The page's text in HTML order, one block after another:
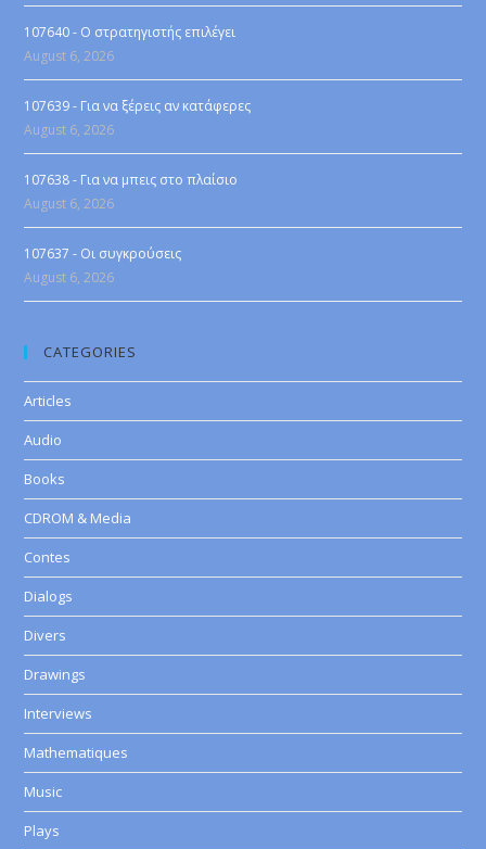
107640 - Ο στρατηγιστής επιλέγει
August 6, 2026
107639 - Για να ξέρεις αν κατάφερες
August 6, 2026
107638 - Για να μπεις στο πλαίσιο
August 6, 2026
107637 - Οι συγκρούσεις
August 6, 2026
CATEGORIES
Articles
Audio
Books
CDROM & Media
Contes
Dialogs
Divers
Drawings
Interviews
Mathematiques
Music
Plays